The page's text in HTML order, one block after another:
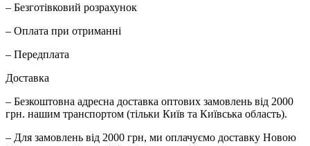
– Безготівковий розрахунок
– Оплата при отриманні
– Передплата
Доставка
– Безкоштовна адресна доставка оптових замовлень від 2000
грн. нашим транспортом (тільки Київ та Київська область).
– Для замовлень від 2000 грн, ми оплачуємо доставку Новою